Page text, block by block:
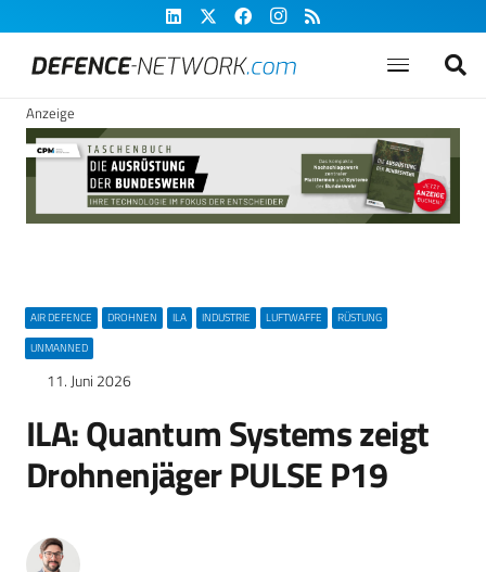
Anzeige
AIR DEFENCE DROHNEN ILA INDUSTRIE LUFTWAFFE
RÜSTUNG
UNMANNED
11. Juni 2026
ILA: Quantum Systems zeigt
Drohnenjäger PULSE P19